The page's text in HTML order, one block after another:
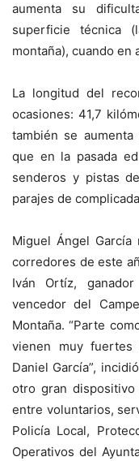
aumenta su
superficie técnica
montaña), cuando en
La longitud del
ocasiones: 41,7
también se
que en la pasada
senderos y pistas
parajes de
Miguel Ángel
corredores de este
Iván Ortíz,
vencedor del
Montaña. “Parte
vienen muy
Daniel García”,
otro gran
entre voluntarios,
Policía Local,
Operativos del